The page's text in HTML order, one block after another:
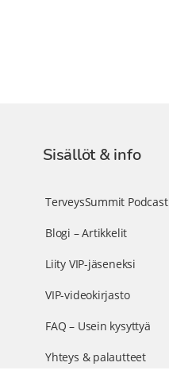
Sisällöt & info
TerveysSummit Podcast
Blogi – Artikkelit
Liity VIP-jäseneksi
VIP-videokirjasto
FAQ – Usein kysyttyä
Yhteys & palautteet